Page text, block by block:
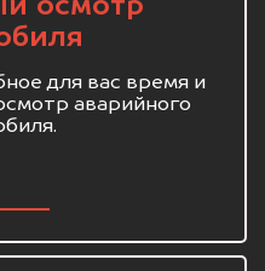
осмотр
для вас время и
аварийного